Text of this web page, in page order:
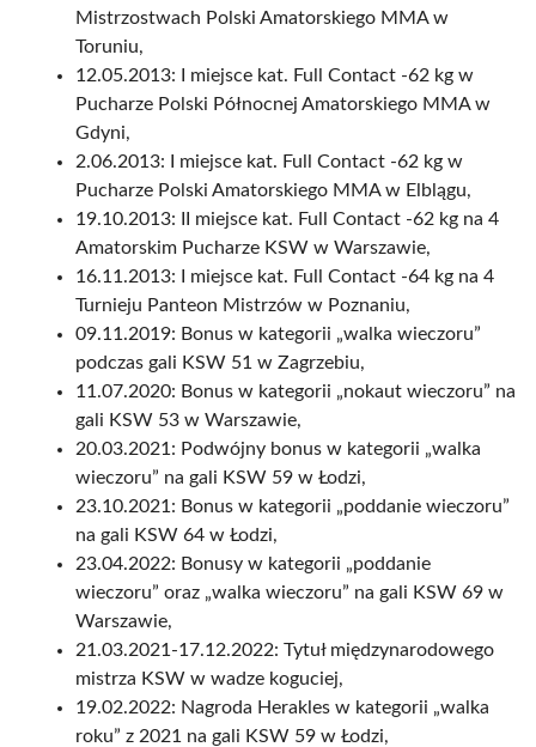
Mistrzostwach Polski Amatorskiego MMA w
Toruniu,
12.05.2013: I miejsce kat. Full Contact -62 kg w
Pucharze Polski Północnej Amatorskiego MMA w
Gdyni,
2.06.2013: I miejsce kat. Full Contact -62 kg w
Pucharze Polski Amatorskiego MMA w Elblągu,
19.10.2013: II miejsce kat. Full Contact -62 kg na 4
Amatorskim Pucharze KSW w Warszawie,
16.11.2013: I miejsce kat. Full Contact -64 kg na 4
Turnieju Panteon Mistrzów w Poznaniu,
09.11.2019: Bonus w kategorii „walka wieczoru”
podczas gali KSW 51 w Zagrzebiu,
11.07.2020: Bonus w kategorii „nokaut wieczoru” na
gali KSW 53 w Warszawie,
20.03.2021: Podwójny bonus w kategorii „walka
wieczoru” na gali KSW 59 w Łodzi,
23.10.2021: Bonus w kategorii „poddanie wieczoru”
na gali KSW 64 w Łodzi,
23.04.2022: Bonusy w kategorii „poddanie
wieczoru” oraz „walka wieczoru” na gali KSW 69 w
Warszawie,
21.03.2021-17.12.2022: Tytuł międzynarodowego
mistrza KSW w wadze koguciej,
19.02.2022: Nagroda Herakles w kategorii „walka
roku” z 2021 na gali KSW 59 w Łodzi,